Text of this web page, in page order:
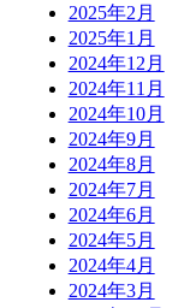
2025年2月
2025年1月
2024年12月
2024年11月
2024年10月
2024年9月
2024年8月
2024年7月
2024年6月
2024年5月
2024年4月
2024年3月